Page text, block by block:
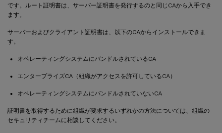
です。ルート証明書は、サーバー証明書を発行するのと同じCAから入手でき
ます。
サーバーおよびクライアント証明書は、以下のCAからインストールできま
す。
オペレーティングシステムにバンドルされているCA
エンタープライズCA（組織がアクセスを許可しているCA）
オペレーティングシステムにバンドルされていないCA
証明書を取得するために組織が要求するいずれかの方法については、組織の
セキュリティチームに相談してください。